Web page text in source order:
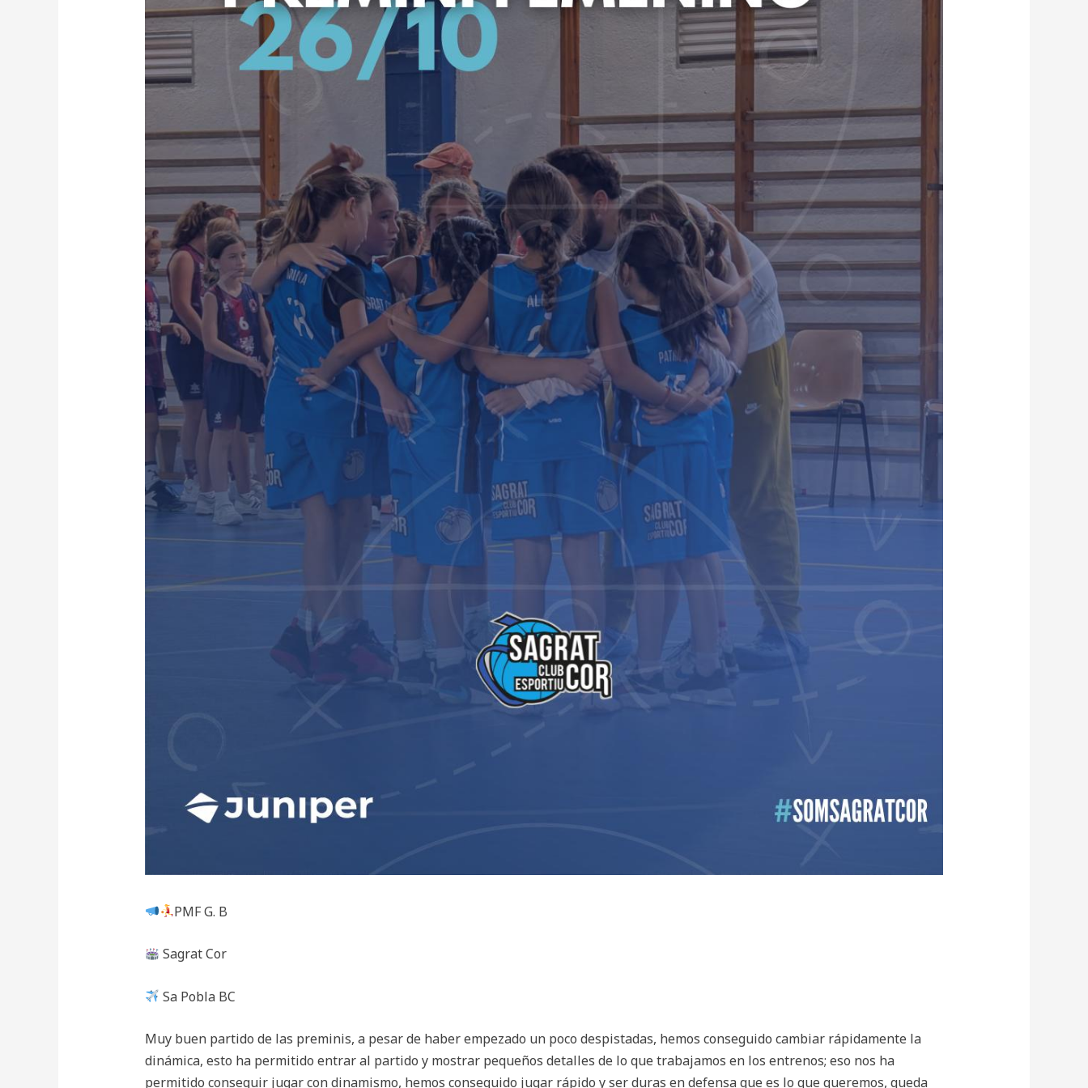
PMF G. B
Sagrat Cor
Sa Pobla BC
Muy buen partido de las preminis, a pesar de haber empezado un poco despistadas, hemos conseguido cambiar rápidamente la
dinámica, esto ha permitido entrar al partido y mostrar pequeños detalles de lo que trabajamos en los entrenos; eso nos ha
permitido conseguir jugar con dinamismo, hemos conseguido jugar rápido y ser duras en defensa que es lo que queremos, queda